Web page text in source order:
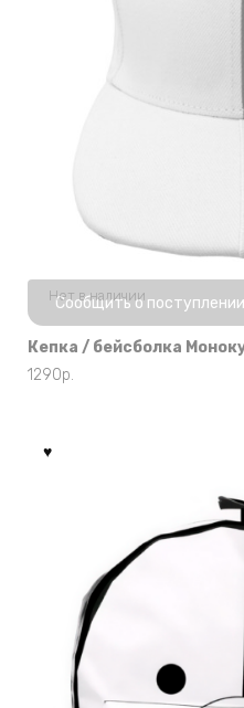
Нет в наличии
Сообщить о поступлении
Кепка / бейсболка
1290р.